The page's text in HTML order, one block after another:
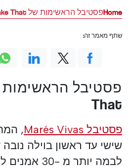
Homeפסטיבל הראשימות של Take That
That
פסטיבל Marés Vivas
,
שישי עד ראשון בוילה
לבמה יותר מ -30
שתף מאמר זה: